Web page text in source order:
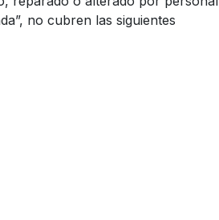
no cubren las siguientes